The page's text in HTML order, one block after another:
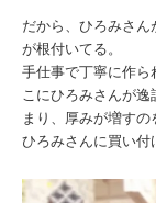
だから、ひろみさ
が根付いてる。
手仕事で丁寧に作
こにひろみさんが
まり、厚みが増すの
ひろみさんに買い付